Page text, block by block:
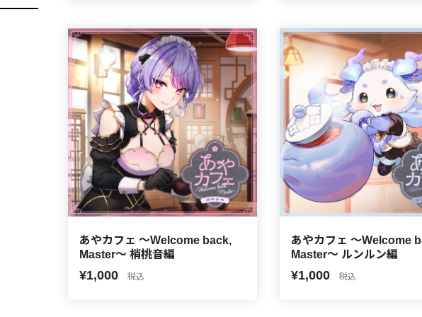
あやカフェ ～Welcome back,
Master～ 梢桃音編
¥1,000 税込
あやカフェ ～Welcome
Master～ ルンルン編
¥1,000 税込